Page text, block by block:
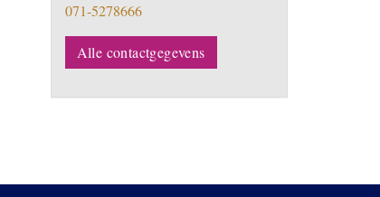
071-5278666
Alle contactgegevens